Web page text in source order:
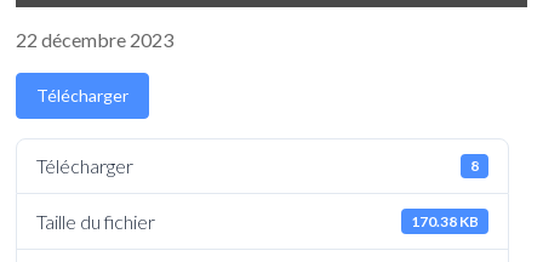
22 décembre 2023
Télécharger
Télécharger 8
Taille du fichier 170.38 KB